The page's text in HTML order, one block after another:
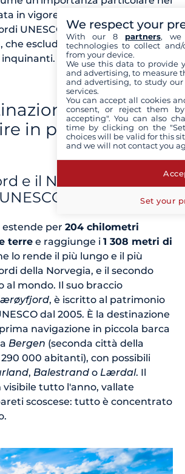
in vigore dell'obbligo di zero
UNESCO del Geirangerfjord e
esclude progressivamente le
imperdibili
in piccola barca
e il Nærøyfjord, i re
estende per 204 chilometri
terre e raggiunge i 1 308 metri di
lo rende il più lungo e il più
della Norvegia, e il secondo
al mondo. Il suo braccio
, è iscritto al patrimonio
dal 2005. È la destinazione
navigazione in piccola barca
Bergen (seconda città della
000 abitanti), con possibili
, Balestrand o Lærdal. Il
visibile tutto l'anno, vallate
scoscese: tutto è concentrato
We respect your
With our 8 partners, we
technologies to collect
from your device.
We use this data to provide
and advertising, to measure
and advertising, to study
services.
You can accept all cookies
consent, or reject them
accepting". You can also
time by clicking on the
choices will be valid for this
and we will not contact you
Set your